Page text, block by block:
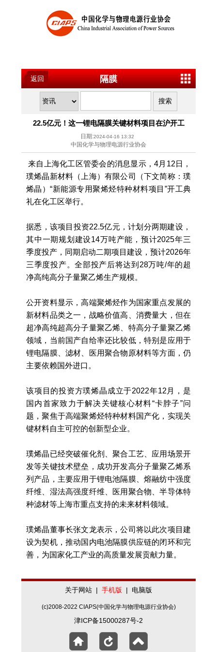
返回 隔膜
22.5亿元！这一锂电隔膜关键材料项目在沪开工
日期:2024-04-16 13:32
中国化学与物理电源行业协会
来自上海化工区管委会的消息显示，4月12日，
璞烯晶新材料（上海）有限公司（下文简称：璞
烯晶）“新能源专用聚烯烃特种材料项目”开工典
礼在化工区举行。
据悉，该项目投资22.5亿元，计划分两期建设，
其中一期规划建设14万吨产能，预计2025年三
季度投产，同期启动二期项目建设，预计2026年
三季度投产。全部投产后将达到28万吨/年的超
净高纯高分子量聚乙烯生产规模。
公开资料显示，高端聚烯烃作为国家重点发展的
新材料品类之一，战略价值高、消费量大，但在
超净高纯超高分子量聚乙烯、特高分子量聚乙烯
领域，当前国产自给率还比较低，特别是应用于
锂电隔膜、滤材、医用聚合物原材料等方面，仍
主要依赖国外进口。
该项目的投资方璞烯晶成立于2022年12月，是
国内首家致力于解决关键核心材料“卡脖子”问
题，聚焦于高端聚烯烃特种材料国产化，实现关
键材料自主可控的创新型企业。
璞烯晶已经突破催化剂、聚合工艺、应用场景开
发等关键技术壁垒，成功开发高分子量聚乙烯系
列产品，主要应用于锂电池隔膜、熔融纺中强度
纤维、湿法高强度纤维、医用聚合物、半导体特
种滤材等上海市重点支持的未来材料领域。
璞烯晶董事长张文龙表示，公司将以此次项目建
设为契机，推动国内电池隔膜供应链的闭环和完
善，为国家化工产业的高质量发展贡献力量。
关于网站 | 手机版 | 电脑版
(c)2008-2022 CIAPS(中国化学与物理电源行业协会)
津ICP备15000287号-2